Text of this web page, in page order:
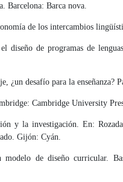
Barcelona: Barca nova.
de los intercambios
diseño de programas de
¿un desafío para la enseñanza?
Cambridge University
y la investigación. En:
Gijón: Cyán.
de diseño curricular.